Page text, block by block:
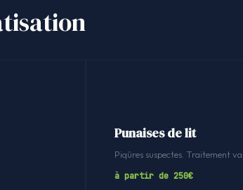
Punaises de lit
Piqûres suspectes. Traitement
à partir de 250€